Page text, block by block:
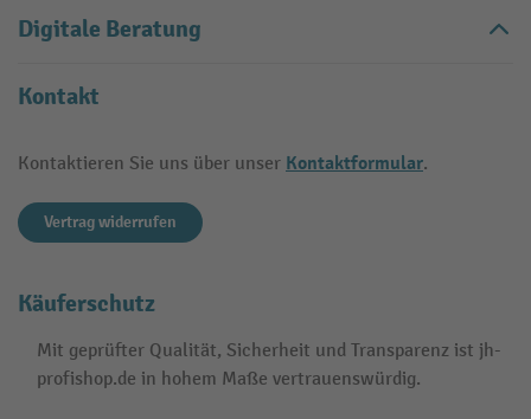
Digitale Beratung
Kontakt
Kontaktieren Sie uns über unser Kontaktformular.
Vertrag widerrufen
Käuferschutz
Mit geprüfter Qualität, Sicherheit und Transparenz ist jh-
profishop.de in hohem Maße vertrauenswürdig.